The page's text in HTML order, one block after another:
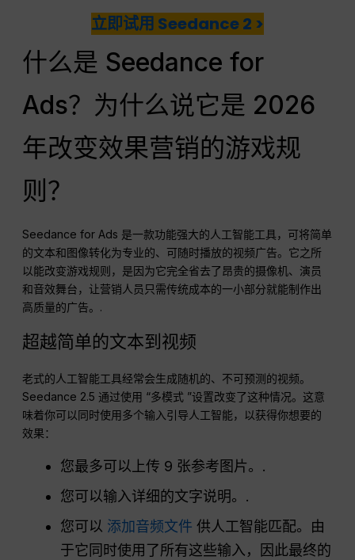
立即试用 Seedance 2 >
什么是 Seedance for
Ads？为什么说它是 2026
年改变效果营销的游戏规
则？
Seedance for Ads 是一款功能强大的人工智能工具，可将简单
的文本和图像转化为专业的、可随时播放的视频广告。它之所
以能改变游戏规则，是因为它完全省去了昂贵的摄像机、演员
和音效舞台，让营销人员只需传统成本的一小部分就能制作出
高质量的广告。.
超越简单的文本到视频
老式的人工智能工具经常会生成随机的、不可预测的视频。
Seedance 2.5 通过使用 “多模式 ”设置改变了这种情况。这意
味着你可以同时使用多个输入引导人工智能，以获得你想要的
效果：
您最多可以上传 9 张参考图片。.
您可以输入详细的文字说明。.
您可以 添加音频文件 供人工智能匹配。由
于它同时使用了所有这些输入，因此最终的